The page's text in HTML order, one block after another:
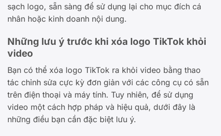
sạch logo, sẵn sàng để sử dụng lại cho mục đích cá
nhân hoặc kinh doanh nội dung.
Những lưu ý trước khi xóa logo TikTok khỏi
video
Bạn có thể xóa logo TikTok ra khỏi video bằng thao
tác chỉnh sửa cực kỳ đơn giản với các công cụ có sẵn
trên điện thoại và máy tính. Tuy nhiên, để sử dụng
video một cách hợp pháp và hiệu quả, dưới đây là
những điều bạn cần đặc biệt lưu ý.